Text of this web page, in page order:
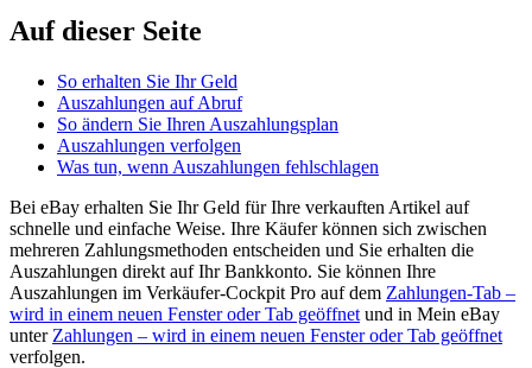
Auf dieser Seite
So erhalten Sie Ihr Geld
Auszahlungen auf Abruf
So ändern Sie Ihren Auszahlungsplan
Auszahlungen verfolgen
Was tun, wenn Auszahlungen fehlschlagen
Bei eBay erhalten Sie Ihr Geld für Ihre verkauften Artikel auf
schnelle und einfache Weise. Ihre Käufer können sich zwischen
mehreren Zahlungsmethoden entscheiden und Sie erhalten die
Auszahlungen direkt auf Ihr Bankkonto. Sie können Ihre
Auszahlungen im Verkäufer-Cockpit Pro auf dem Zahlungen-Tab –
wird in einem neuen Fenster oder Tab geöffnet und in Mein eBay
unter Zahlungen – wird in einem neuen Fenster oder Tab geöffnet
verfolgen.